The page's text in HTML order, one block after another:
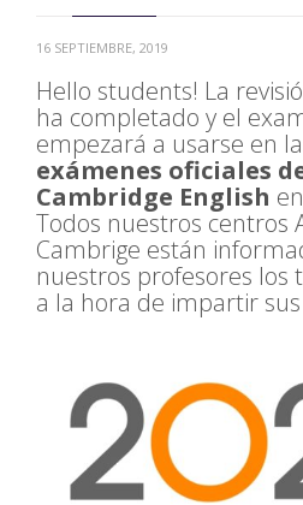
16 SEPTIEMBRE, 2019
Hello students! La
ha completado y el
empezará a usarse en
exámenes oficiales
Cambridge English
Todos nuestros centros
Cambrige están
nuestros profesores los
a la hora de impartir sus